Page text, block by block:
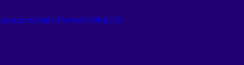
watch?v=vcViN9Hq2c8